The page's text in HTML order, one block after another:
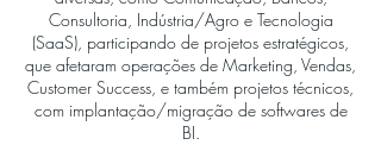
Consultoria, Indústria/Agro e Tecnologia
(SaaS), participando de projetos estratégicos,
que afetaram operações de Marketing, Vendas,
Customer Success, e também projetos técnicos,
com implantação/migração de softwares de
BI.